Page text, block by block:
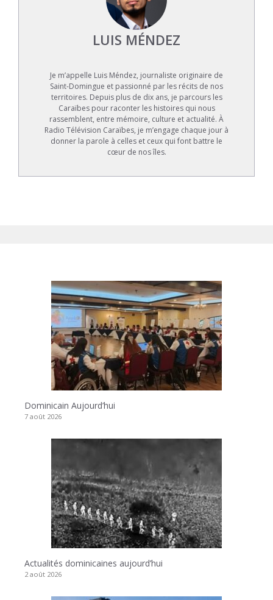
LUIS MÉNDEZ
Je m’appelle Luis Méndez, journaliste originaire de
Saint-Domingue et passionné par les récits de nos
territoires. Depuis plus de dix ans, je parcours les
Caraïbes pour raconter les histoires qui nous
rassemblent, entre mémoire, culture et actualité. À
Radio Télévision Caraïbes, je m’engage chaque jour à
donner la parole à celles et ceux qui font battre le
cœur de nos îles.
Dominicain Aujourd’hui
7 août 2026
Actualités dominicaines aujourd’hui
2 août 2026